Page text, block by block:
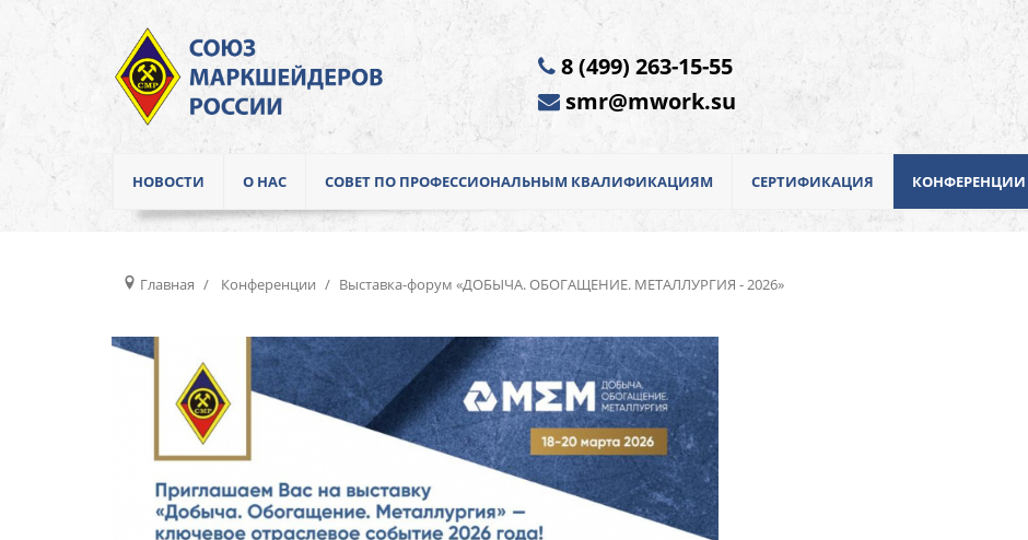
8 (499) 263-15-55
smr@mwork.su
НОВОСТИ О НАС СОВЕТ ПО ПРОФЕССИОНАЛЬНЫМ КВАЛИФИКАЦИЯМ СЕРТИФИКАЦИЯ КОНФЕРЕНЦИИ
Главная Конференции Выставка-форум «ДОБЫЧА. ОБОГАЩЕНИЕ. МЕТАЛЛУРГИЯ - 2026»